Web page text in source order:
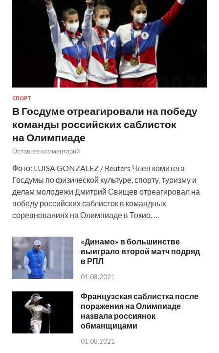
СПОРТ
В Госдуме отреагировали на победу
команды российских саблисток
на Олимпиаде
Оставьте комментарий
Фото: LUISA GONZALEZ / Reuters Член комитета
Госдумы по физической культуре, спорту, туризму и
делам молодежи Дмитрий Свищев отреагировал на
победу российских саблисток в командных
соревнованиях на Олимпиаде в Токио. …
«Динамо» в большинстве
выиграло второй матч подряд
в РПЛ
01.08.2021
Французская саблистка после
поражения на Олимпиаде
назвала россиянок
обманщицами
01.08.2021